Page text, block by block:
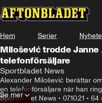
Hem Serier
Milošević trodde Janne
telefonförsäljare
Sportbladet News
Alexander Milošević berättar
en telefonförsäljare när han
Sportbladet News • 07.10.21 • 64
Se mer